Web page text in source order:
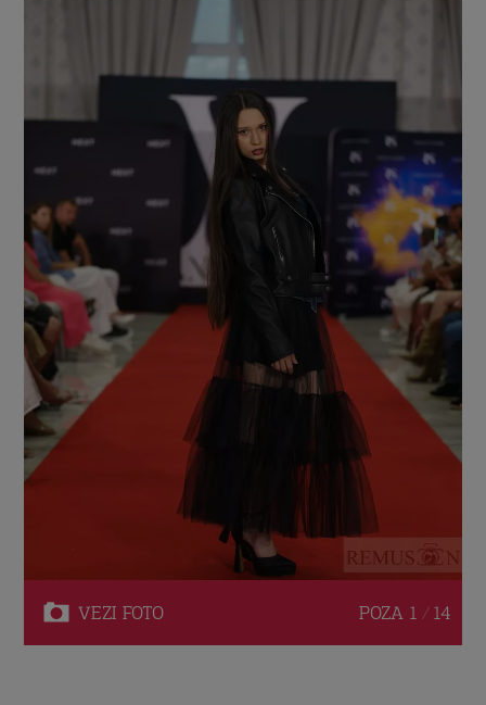
VEZI FOTO POZA 1 / 14